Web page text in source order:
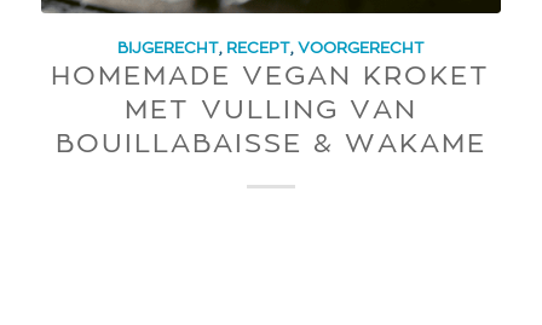
BIJGERECHT , RECEPT , VOORGERECHT
HOMEMADE VEGAN KROKET
MET VULLING VAN
BOUILLABAISSE & WAKAME